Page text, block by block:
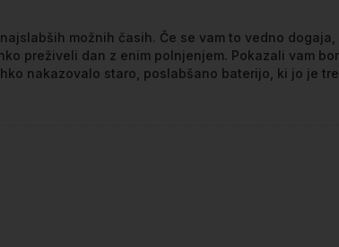
možnih časih. Če se vam to vedno
preživeli dan z enim polnjenjem. Pokazali vam
nakazovalo staro, poslabšano baterijo, ki jo je